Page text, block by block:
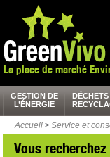
La place de marché
GESTION DE
L’ÉNERGIE
DÉCHETS
Accueil > Service et
Vous